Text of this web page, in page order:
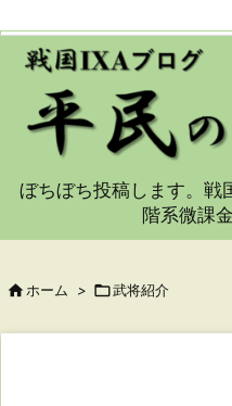
ぼちぼち投稿します。戦
階系微課
 ホーム > 武将紹介